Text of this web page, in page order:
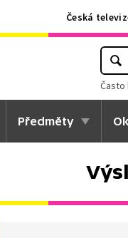
Česká
Často
Předměty